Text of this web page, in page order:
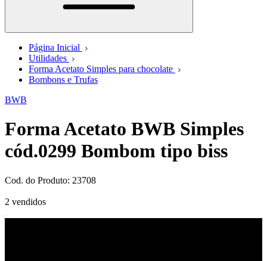
Página Inicial
Utilidades
Forma Acetato Simples para chocolate
Bombons e Trufas
BWB
Forma Acetato BWB Simples
cód.0299 Bombom tipo biss
Cod. do Produto: 23708
2 vendidos